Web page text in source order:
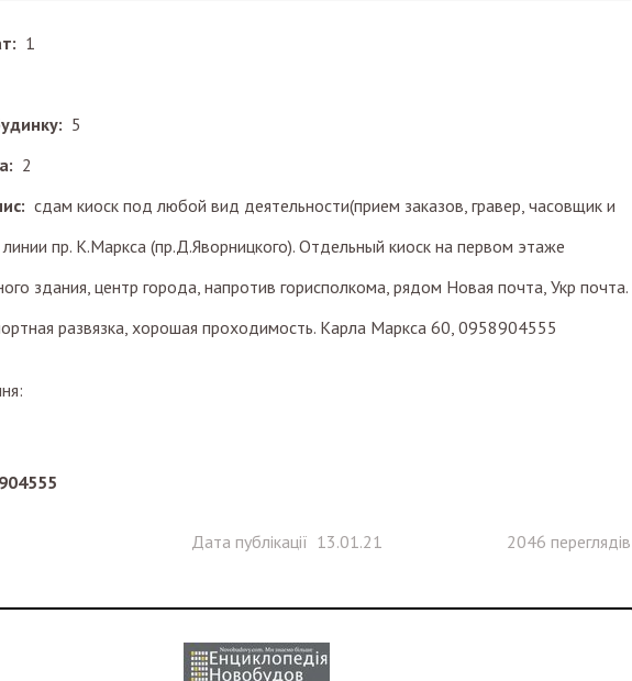
1
5
2
сдам киоск под любой вид деятельности(прием заказов, гравер, часовщик и
линии пр. К.Маркса (пр.Д.Яворницкого). Отдельный киоск на первом этаже
здания, центр города, напротив горисполкома, рядом Новая почта, Укр почта.
развязка, хорошая проходимость. Карла Маркса 60, 0958904555
Дата публікації 13.01.21 2046 переглядів